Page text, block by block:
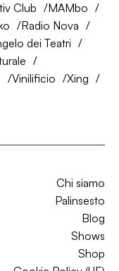
Club
MAMbo
Radio Nova
dei Teatri
Vinilificio
Xing
Chi siamo
Palinsesto
Blog
Shows
Shop